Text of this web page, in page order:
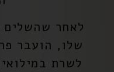
לאחר שהשלים
שלו, הועבר
לשרת